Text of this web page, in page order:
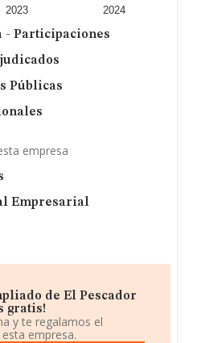
cafeterías, bares y
la compra y venta de
la realización de aquellas
un retroceso en el
En cuanto a la posición
ha perdido posiciones
2023 2024
- Participaciones
Públicas
empresa
Empresarial
de El Pescador
gratis!
y te regalamos el
empresa.